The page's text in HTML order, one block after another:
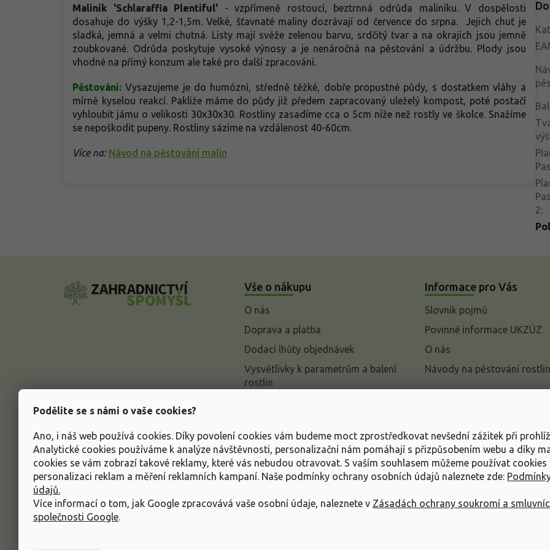
Podělíte se s námi o vaše cookies?
Ano, i náš web používá cookies. Díky povolení cookies vám budeme moct zprostředkovat nevšední zážitek při
Analytické cookies používáme k analýze návštěvnosti, personalizační nám pomáhají s přizpůsobením webu a díky
cookies se vám zobrazí takové reklamy, které vás nebudou otravovat. S vaším souhlasem můžeme používat
personalizaci reklam a měření reklamních kampaní. Naše podmínky ochrany osobních údajů naleznete zde:
údajů.
Více informací o tom, jak Google zpracovává vaše osobní údaje, naleznete v Zásadách ochrany soukromí a
společnosti Google.
Maliník 'Schlaraffia Plentiful' - vzpřímeně rostoucí, beztrnná odrůda maliníku. V dospělosti
dosahuje do výšky 1,2-1,5m. Velké, šťavnaté maliny dozrávají od července do srpna. Jejich chuť je
sladká, jemná a velmi chutná. Listy mají svěže zelenou barvu, srdčitý tvar a na okrajích jsou jemně
zoubkované. Odrůda poskytuje vysoké výnosy a je nenáročná na pěstování a údržbu. Plody jsou
vhodné na přímý konzum ale také pro další zpracování.
Pěstování: Vysazujeme je do humózní, středně těžké, dobře propustné půdy, s dostatkem vláhy a
mírně kyselou reakcí. Pakliže máme do půdy již předem zapracovaný uleželý kompost, poté postačí
vyhloubit jámu o velikosti 30x30x30. Rostliny zasadíme cca o 5cm níže než rostly ve školce. Snažíme
se nepoškodit pupeny. Rostliny sázíme na vzdálenost 40-60cm.
Více na: Návod na pěstování malin
2:
Vše o nákupu
O nás
Doprava a platba
Dodací lhůty objednávek
Vysvětlivky k parametrům a balení
rostlin
Informace o ochraně osobních
údajů
Obchodní podmínky
Informace pro Vás
Slovník pojmů
Povinné informace UKZÚZ
O nás
Návody na pěstování rostlin